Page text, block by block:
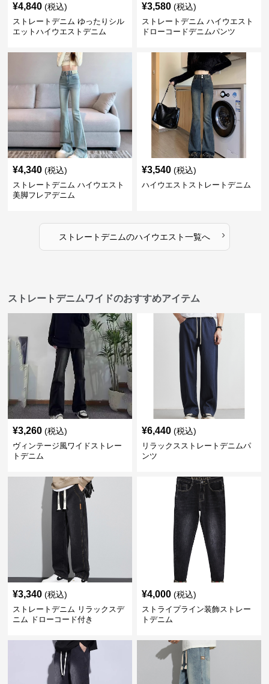
¥4,840 (税込)
ストレートデニム ゆったりシル
エットハイウエストデニム
¥3,580 (税込)
ストレートデニム ハイウエスト
ドローコードデニムパンツ
¥4,340 (税込)
ストレートデニム ハイウエスト
美脚フレアデニム
¥3,540 (税込)
ハイウエストストレートデニム
ストレートデニムのハイウエスト一覧へ ›
ストレートデニムワイドのおすすめアイテム
¥3,260 (税込)
ヴィンテージ風ワイドストレー
トデニム
¥6,440 (税込)
リラックスストレートデニムパ
ンツ
¥3,340 (税込)
ストレートデニム リラックスデ
ニム ドローコード付き
¥4,000 (税込)
ストライプライン装飾ストレー
トデニム